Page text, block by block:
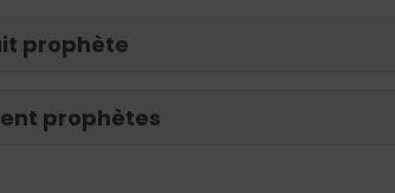
prophète
prophètes